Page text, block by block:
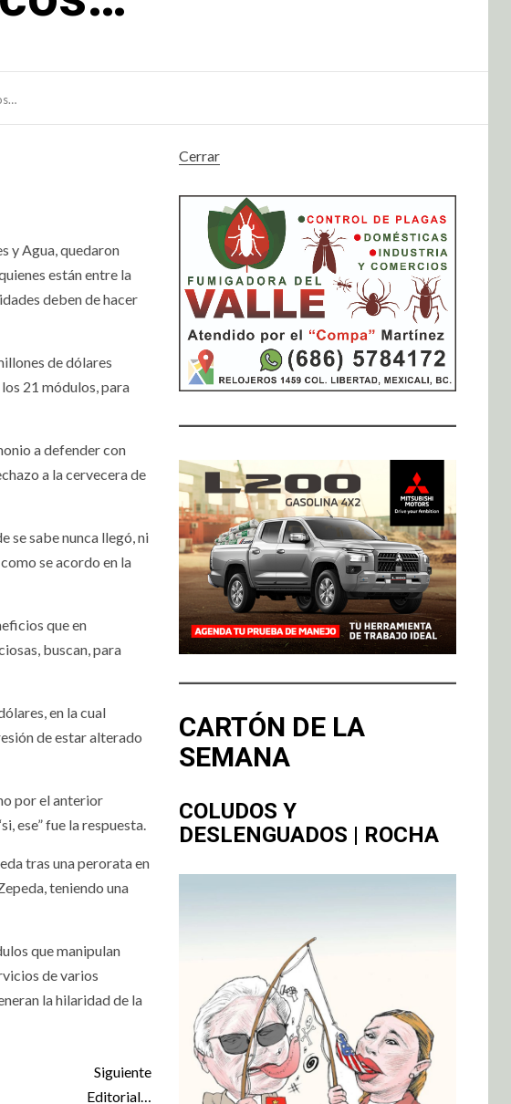
y Agua, quedaron
están entre la
deben de hacer
de dólares
21 módulos, para
a defender con
a la cervecera de
se sabe nunca llegó, ni
se acordo en la
que en
buscan, para
en la cual
de estar alterado
por el anterior
ese” fue la respuesta.
tras una perorata en
teniendo una
que manipulan
de varios
la hilaridad de la
Siguiente
Editorial…
Cerrar
CARTÓN DE LA
SEMANA
COLUDOS Y
DESLENGUADOS | ROCHA